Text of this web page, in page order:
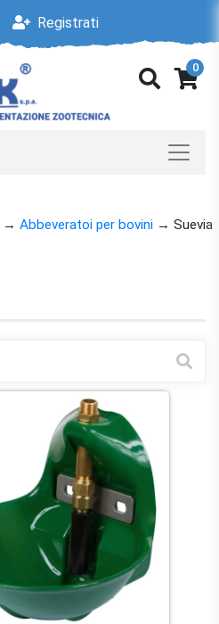
Registrati
0
→ Abbeveratoi per bovini → Suevia